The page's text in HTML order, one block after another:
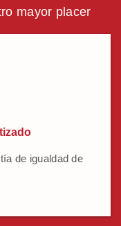
mayor placer
de igualdad de